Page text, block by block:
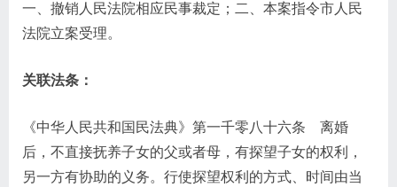
一、撤销人民法院相应民事裁定；二、本案指令市人民
法院立案受理。
关联法条：
《中华人民共和国民法典》第一千零八十六条 离婚
后，不直接抚养子女的父或者母，有探望子女的权利，
另一方有协助的义务。行使探望权利的方式、时间由当